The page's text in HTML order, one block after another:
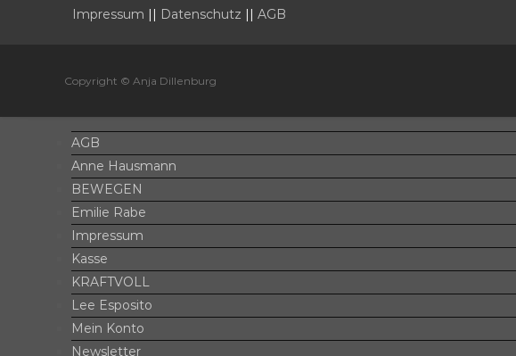
Impressum || Datenschutz || AGB
Copyright © Anja Dillenburg
AGB
Anne Hausmann
BEWEGEN
Emilie Rabe
Impressum
Kasse
KRAFTVOLL
Lee Esposito
Mein Konto
Newsletter